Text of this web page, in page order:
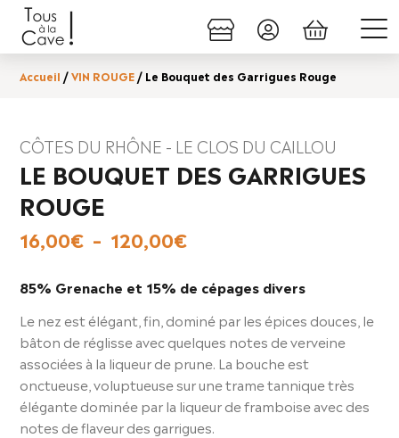
Accueil /VIN ROUGE / Le Bouquet des Garrigues Rouge
CÔTES DU RHÔNE - LE CLOS DU CAILLOU
LE BOUQUET DES GARRIGUES
ROUGE
16,00€ – 120,00€Plage
prix :
16,00€
à
120,00€
85% Grenache et 15% de cépages divers
Le nez est élégant, fin, dominé par les épices douces, le
bâton de réglisse avec quelques notes de verveine
associées à la liqueur de prune. La bouche est
onctueuse, voluptueuse sur une trame tannique très
élégante dominée par la liqueur de framboise avec des
notes de flaveur des garrigues.